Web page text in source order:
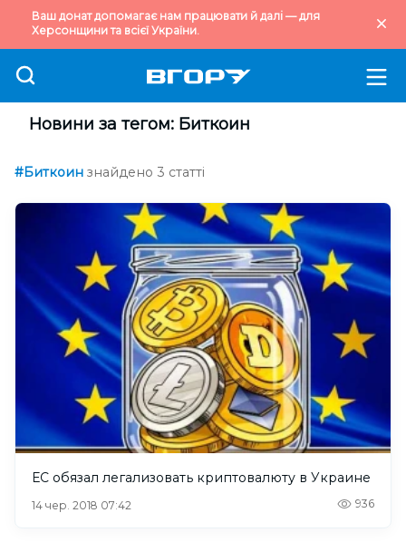
Ваш донат допомагає нам працювати й далі — для
Херсонщини та всієї України.
Новини за тегом: Биткоин
#Биткоин знайдено 3 статті
ЕС обязал легализовать криптовалюту в Украине
14 чер. 2018 07:42 936